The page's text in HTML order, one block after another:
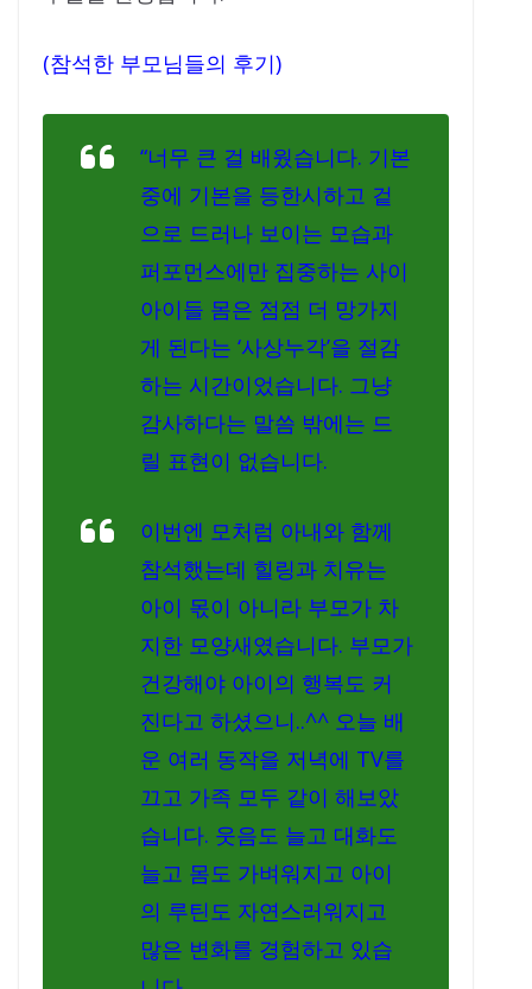
(참석한 부모님들의 후기)
“너무 큰 걸 배웠습니다. 기본
중에 기본을 등한시하고 겉
으로 드러나 보이는 모습과
퍼포먼스에만 집중하는 사이
아이들 몸은 점점 더 망가지
게 된다는 ‘사상누각’을 절감
하는 시간이었습니다. 그냥
감사하다는 말씀 밖에는 드
릴 표현이 없습니다.
이번엔 모처럼 아내와 함께
참석했는데 힐링과 치유는
아이 몫이 아니라 부모가 차
지한 모양새였습니다. 부모가
건강해야 아이의 행복도 커
진다고 하셨으니..^^ 오늘 배
운 여러 동작을 저녁에 TV를
끄고 가족 모두 같이 해보았
습니다. 웃음도 늘고 대화도
늘고 몸도 가벼워지고 아이
의 루틴도 자연스러워지고
많은 변화를 경험하고 있습